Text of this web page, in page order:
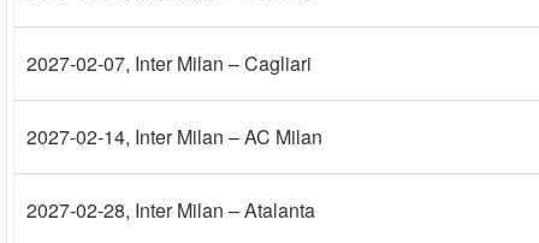
2027-02-07, Inter Milan – Cagliari
2027-02-14, Inter Milan – AC Milan
2027-02-28, Inter Milan – Atalanta